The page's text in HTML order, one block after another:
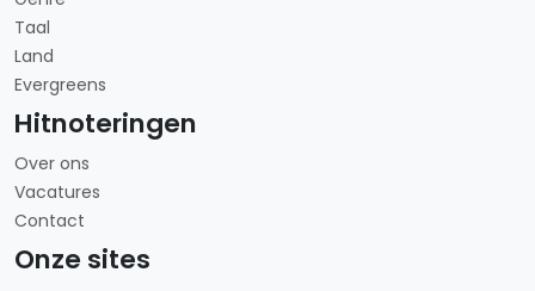
Taal
Land
Evergreens
Hitnoteringen
Over ons
Vacatures
Contact
Onze sites